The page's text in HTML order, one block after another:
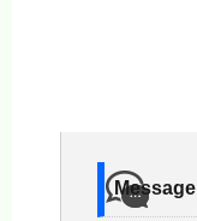
Message